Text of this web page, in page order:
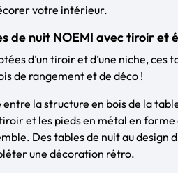
votre intérieur.
de nuit NOEMI avec tiroir et
d’un tiroir et d’une niche, ces
de rangement et de déco !
la structure en bois de la
et les pieds en métal en forme
Des tables de nuit au design
une décoration rétro.